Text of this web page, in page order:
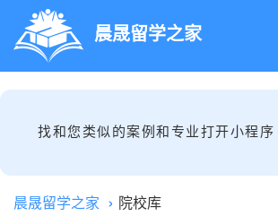
晨晟留学之家
找和您类似的案例和专业打开小程序
晨晟留学之家 院校库